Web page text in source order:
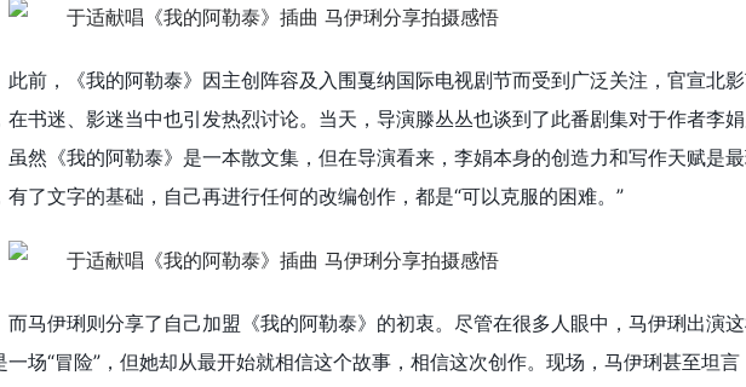
此前，《我的阿勒泰》因主创阵容及入围戛纳国际电视剧节而受到广泛关注，官宣北
在书迷、影迷当中也引发热烈讨论。当天，导演滕丛丛也谈到了此番剧集对于作者李
虽然《我的阿勒泰》是一本散文集，但在导演看来，李娟本身的创造力和写作天赋是
有了文字的基础，自己再进行任何的改编创作，都是“可以克服的困难。”
而马伊琍则分享了自己加盟《我的阿勒泰》的初衷。尽管在很多人眼中，马伊琍出演
一场“冒险”，但她却从最开始就相信这个故事，相信这次创作。现场，马伊琍甚至坦